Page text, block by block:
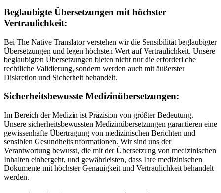
Beglaubigte Übersetzungen mit höchster
Vertraulichkeit:
Bei The Native Translator verstehen wir die Sensibilität beglaubigter
Übersetzungen und legen höchsten Wert auf Vertraulichkeit. Unsere
beglaubigten Übersetzungen bieten nicht nur die erforderliche
rechtliche Validierung, sondern werden auch mit äußerster
Diskretion und Sicherheit behandelt.
Sicherheitsbewusste Medizinübersetzungen:
Im Bereich der Medizin ist Präzision von größter Bedeutung.
Unsere sicherheitsbewussten Medizinübersetzungen garantieren eine
gewissenhafte Übertragung von medizinischen Berichten und
sensiblen Gesundheitsinformationen. Wir sind uns der
Verantwortung bewusst, die mit der Übersetzung von medizinischen
Inhalten einhergeht, und gewährleisten, dass Ihre medizinischen
Dokumente mit höchster Genauigkeit und Vertraulichkeit behandelt
werden.